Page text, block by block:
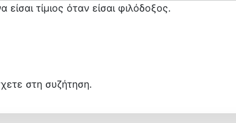
είσαι τίμιος όταν είσαι φιλόδοξος.
στη συζήτηση.